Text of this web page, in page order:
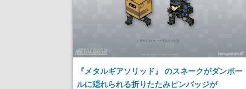
『メタルギアソリッド』 のスネークがダンボー
ルに隠れられる折りたたみピンバッジが